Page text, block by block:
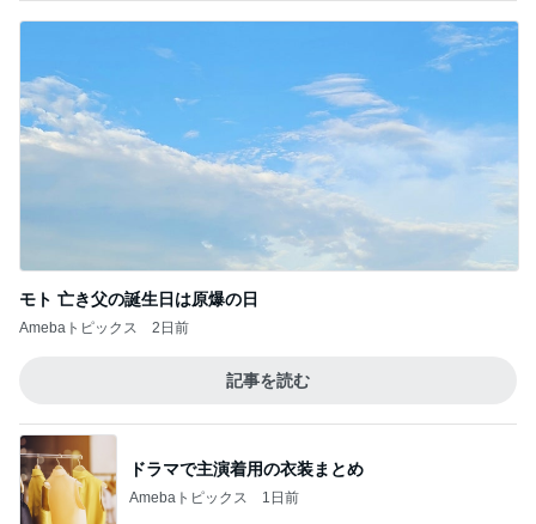
モト 亡き父の誕生日は原爆の日
Amebaトピックス 2日前
記事を読む
ドラマで主演着用の衣装まとめ
Amebaトピックス 1日前